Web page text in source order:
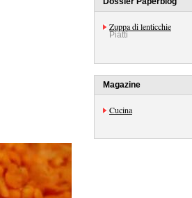
Zuppa di lenticchie
Piatti
Magazine
Cucina